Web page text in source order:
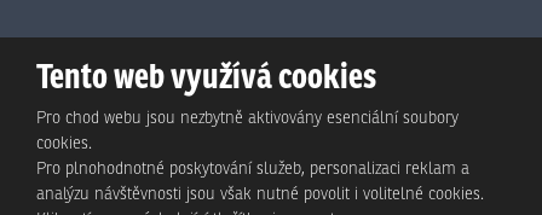
© Animo Bohemia s.r.o., 2026, vytvořila eBRÁNA s.r.o.
Tento web využívá cookies
Pro chod webu jsou nezbytně aktivovány esenciální soubory
cookies.
Pro plnohodnotné poskytování služeb, personalizaci reklam a
analýzu návštěvnosti jsou však nutné povolit i volitelné cookies.